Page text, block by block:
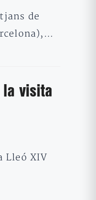
de
la visita
Lleó XIV